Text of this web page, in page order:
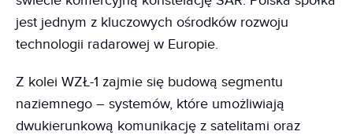
jest jednym z kluczowych ośrodków rozwoju
technologii radarowej w Europie.
Z kolei WZŁ-1 zajmie się budową segmentu
naziemnego – systemów, które umożliwiają
dwukierunkową komunikację z satelitami oraz